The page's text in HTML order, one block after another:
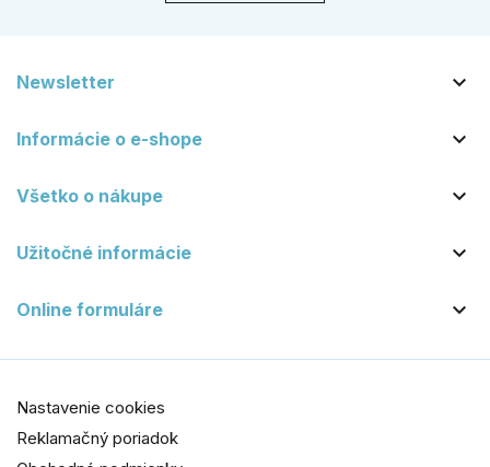
Newsletter 
Informácie o e-shope 
Všetko o nákupe 
Užitočné informácie 
Online formuláre 
Nastavenie cookies
Reklamačný poriadok